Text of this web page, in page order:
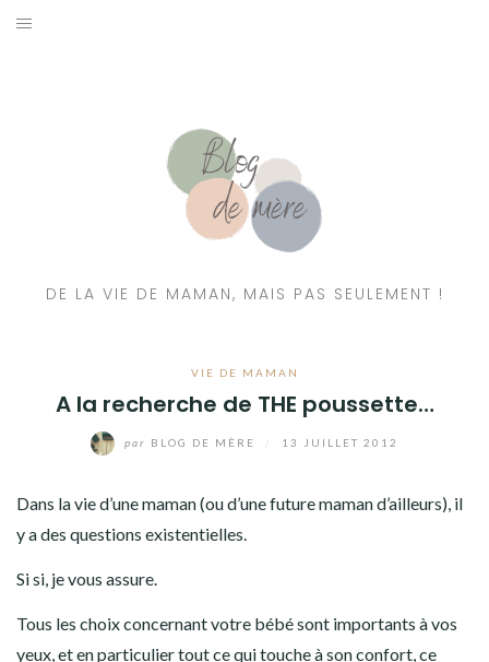
DE LA VIE DE MAMAN, MAIS PAS SEULEMENT !
VIE DE MAMAN
A la recherche de THE poussette…
par BLOG DE MÈRE 13 JUILLET 2012
Dans la vie d’une maman (ou d’une future maman d’ailleurs), il
y a des questions existentielles.
Si si, je vous assure.
Tous les choix concernant votre bébé sont importants à vos
yeux, et en particulier tout ce qui touche à son confort, ce
RESSOURCES NUTRITION & PARENTALITÉ